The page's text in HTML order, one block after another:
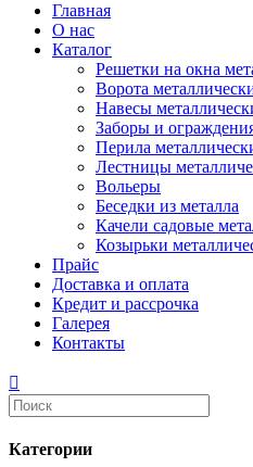
Главная
О нас
Каталог
Решетки на окна
Ворота
Навесы
Заборы и
Перила
Лестницы
Вольеры
Беседки из металла
Качели садовые
Козырьки
Прайс
Доставка и оплата
Кредит и рассрочка
Галерея
Контакты
Категории